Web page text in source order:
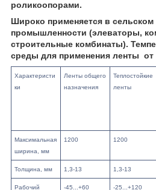
роликоопорами.
Широко применяется в сельском
промышленности (элеваторы,
строительные комбинаты).
среды для применения ленты от
Характеристи
ки
Ленты общего
назначения
Теплостойкие
ленты
Максимальная
ширина, мм
1200 1200
Толщина, мм 1,3-13 1,3-13
Рабочий
-45...+60 -25...+120